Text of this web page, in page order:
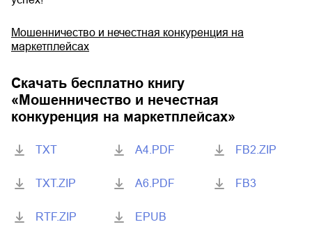
Мошенничество и нечестная конкуренция на
маркетплейсах
Скачать бесплатно книгу
« Мошенничество и нечестная
конкуренция на маркетплейсах»
TXT
TXT.ZIP
RTF.ZIP
A4.PDF
A6.PDF
EPUB
FB2.ZIP
FB3